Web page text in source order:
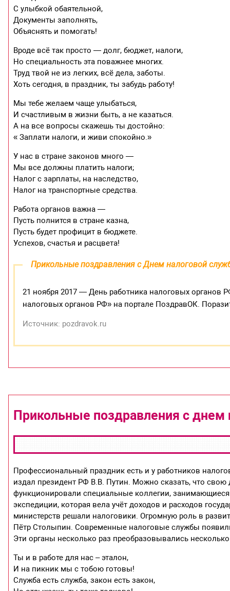
С улыбкой обаятельной,
Документы заполнять,
Объяснять и помогать!
Вроде всё так просто — долг, бюджет, налоги,
Но специальность эта поважнее многих.
Труд твой не из легких, всё дела, заботы.
Хоть сегодня, в праздник, ты забудь работу!
Мы тебе желаем чаще улыбаться,
И счастливым в жизни быть, а не казаться.
А на все вопросы скажешь ты достойно:
« Заплати налоги, и живи спокойно.»
У нас в стране законов много —
Мы все должны платить налоги;
Налог с зарплаты, на наследство,
Налог на транспортные средства.
Работа органов важна —
Пусть полнится в стране казна,
Пусть будет профицит в бюджете.
Успехов, счастья и расцвета!
Прикольные поздравления с Днем налоговой
21 ноября 2017 — День работника налоговых органов
налоговых органов РФ» на портале ПоздравОК.
Источник: pozdravok.ru
Прикольные поздравления с днем
Профессиональный праздник есть и у работников
издал президент РФ В.В. Путин. Можно сказать, что свою
функционировали специальные коллегии,
экспедиции, которая вела учёт доходов и расходов
министерств решали налоговики. Огромную роль в
Пётр Столыпин. Современные налоговые службы
Эти органы несколько раз преобразовывались
Ты и в работе для нас – эталон,
И на пикник мы с тобою готовы!
Служба есть служба, закон есть закон,